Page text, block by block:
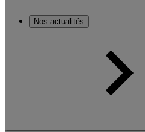
Nos actualités